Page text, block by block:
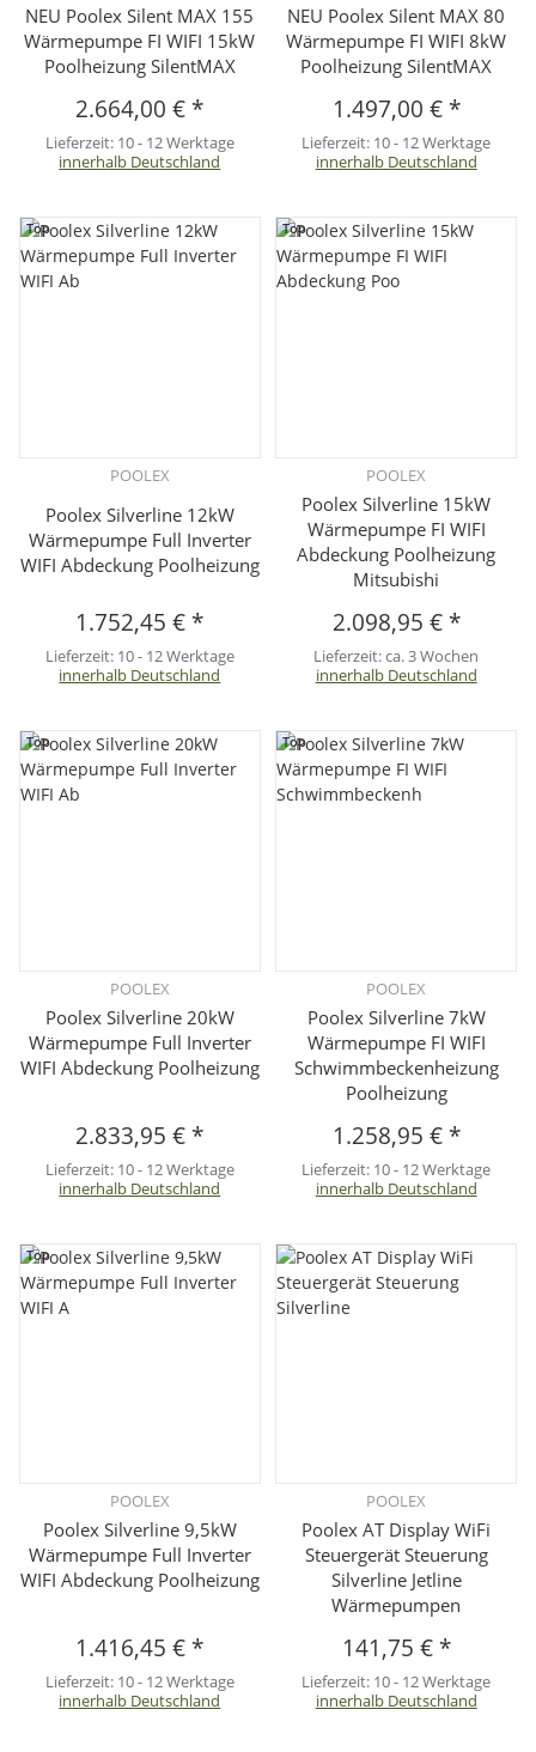
NEU Poolex Silent MAX 155
Wärmepumpe FI WIFI 15kW
Poolheizung SilentMAX
2.664,00 € *
Lieferzeit: 10 - 12 Werktage
innerhalb Deutschland
NEU Poolex Silent MAX 80
Wärmepumpe FI WIFI 8kW
Poolheizung SilentMAX
1.497,00 € *
Lieferzeit: 10 - 12 Werktage
innerhalb Deutschland
Top
POOLEX
Poolex Silverline 12kW
Wärmepumpe Full Inverter
WIFI Abdeckung Poolheizung
1.752,45 € *
Lieferzeit: 10 - 12 Werktage
innerhalb Deutschland
Top
POOLEX
Poolex Silverline 15kW
Wärmepumpe FI WIFI
Abdeckung Poolheizung
Mitsubishi
2.098,95 € *
Lieferzeit:ca. 3 Wochen
innerhalb Deutschland
Top
POOLEX
Poolex Silverline 20kW
Wärmepumpe Full Inverter
WIFI Abdeckung Poolheizung
2.833,95 € *
Lieferzeit: 10 - 12 Werktage
innerhalb Deutschland
Top
POOLEX
Poolex Silverline 7kW
Wärmepumpe FI WIFI
Schwimmbeckenheizung
Poolheizung
1.258,95 € *
Lieferzeit: 10 - 12 Werktage
innerhalb Deutschland
Top
POOLEX
Poolex Silverline 9,5kW
Wärmepumpe Full Inverter
WIFI Abdeckung Poolheizung
1.416,45 € *
Lieferzeit: 10 - 12 Werktage
innerhalb Deutschland
POOLEX
Poolex AT Display WiFi
Steuergerät Steuerung
Silverline Jetline
Wärmepumpen
141,75 € *
Lieferzeit: 10 - 12 Werktage
innerhalb Deutschland